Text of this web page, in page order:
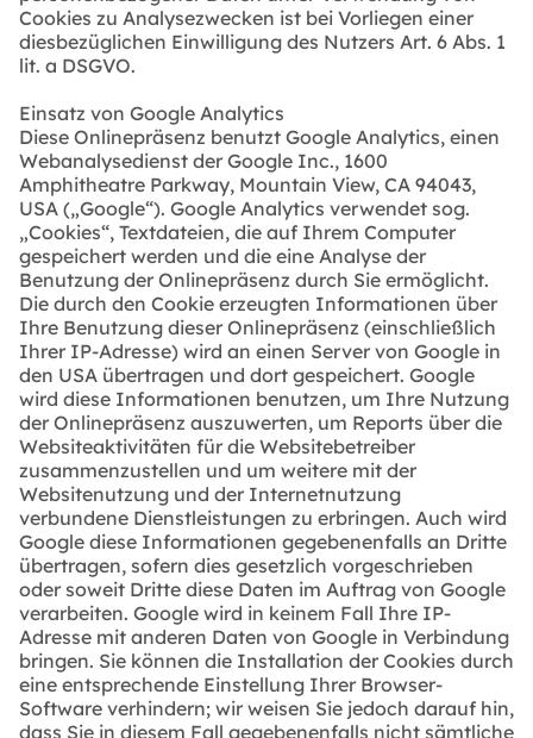
Cookies zu Analysezwecken ist bei Vorliegen einer
diesbezüglichen Einwilligung des Nutzers Art. 6 Abs. 1
lit. a DSGVO.
Einsatz von Google Analytics
Diese Onlinepräsenz benutzt Google Analytics, einen
Webanalysedienst der Google Inc., 1600
Amphitheatre Parkway, Mountain View, CA 94043,
USA („Google“). Google Analytics verwendet sog.
„Cookies“, Textdateien, die auf Ihrem Computer
gespeichert werden und die eine Analyse der
Benutzung der Onlinepräsenz durch Sie ermöglicht.
Die durch den Cookie erzeugten Informationen über
Ihre Benutzung dieser Onlinepräsenz (einschließlich
Ihrer IP-Adresse) wird an einen Server von Google in
den USA übertragen und dort gespeichert. Google
wird diese Informationen benutzen, um Ihre Nutzung
der Onlinepräsenz auszuwerten, um Reports über die
Websiteaktivitäten für die Websitebetreiber
zusammenzustellen und um weitere mit der
Websitenutzung und der Internetnutzung
verbundene Dienstleistungen zu erbringen. Auch wird
Google diese Informationen gegebenenfalls an Dritte
übertragen, sofern dies gesetzlich vorgeschrieben
oder soweit Dritte diese Daten im Auftrag von Google
verarbeiten. Google wird in keinem Fall Ihre IP-
Adresse mit anderen Daten von Google in Verbindung
bringen. Sie können die Installation der Cookies durch
eine entsprechende Einstellung Ihrer Browser-
Software verhindern; wir weisen Sie jedoch darauf hin,
dass Sie in diesem Fall gegebenenfalls nicht sämtliche